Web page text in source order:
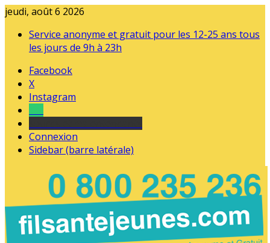
jeudi, août 6 2026
Service anonyme et gratuit pour les 12-25 ans tous
les jours de 9h à 23h
Facebook
X
Instagram
Connexion
Sidebar (barre latérale)